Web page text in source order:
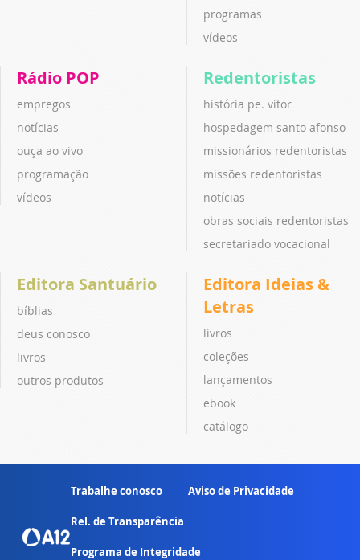
programas
vídeos
Rádio POP
empregos
notícias
ouça ao vivo
programação
vídeos
Redentoristas
história pe. vitor
hospedagem santo afonso
missionários redentoristas
missões redentoristas
notícias
obras sociais redentoristas
secretariado vocacional
Editora Santuário
bíblias
deus conosco
livros
outros produtos
Editora Ideias &
Letras
livros
coleções
lançamentos
ebook
catálogo
Trabalhe conosco Aviso de Privacidade
Rel. de Transparência
Programa de Integridade